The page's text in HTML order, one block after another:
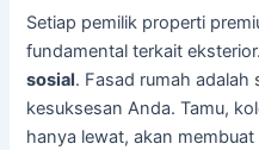
Setiap pemilik properti
fundamental terkait
sosial. Fasad rumah adalah
kesuksesan Anda. Tamu,
hanya lewat, akan